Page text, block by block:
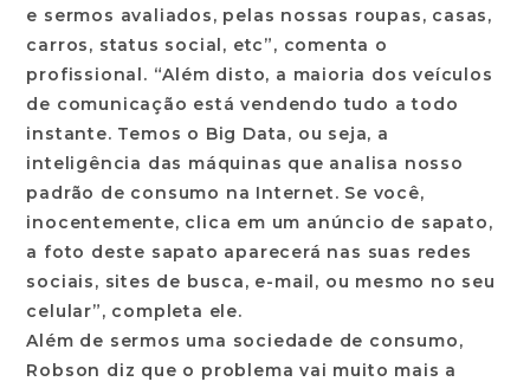
e sermos avaliados, pelas nossas roupas, casas,
carros, status social, etc”, comenta o
profissional. “Além disto, a maioria dos veículos
de comunicação está vendendo tudo a todo
instante. Temos o Big Data, ou seja, a
inteligência das máquinas que analisa nosso
padrão de consumo na Internet. Se você,
inocentemente, clica em um anúncio de sapato,
a foto deste sapato aparecerá nas suas redes
sociais, sites de busca, e-mail, ou mesmo no seu
celular”, completa ele.
Além de sermos uma sociedade de consumo,
Robson diz que o problema vai muito mais a